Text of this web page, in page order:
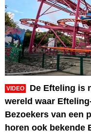
VIDEO
De Efteling is
wereld waar
Bezoekers van een
horen ook bekende